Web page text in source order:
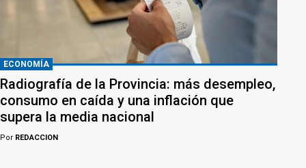
ECONOMÍA
Radiografía de la Provincia: más desempleo,
consumo en caída y una inflación que
supera la media nacional
Por REDACCION